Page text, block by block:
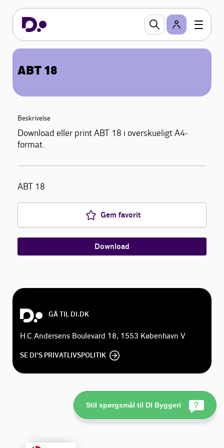
ABT 18
Beskrivelse
Download eller print ABT 18 i overskueligt A4-
format.
ABT 18
Gem favorit
Download
GÅ TIL DI.DK
H.C.Andersens Boulevard 18, 1553 København V
SE DI'S PRIVATLIVSPOLITIK
Stil spørgsmål til DI Byggeri